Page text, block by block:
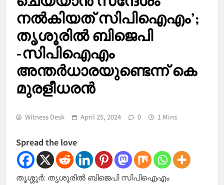
നൽകിയത് സിപിഐഎം’;
തൃശൂരിൽ ബിജെപി
-സിപിഐഎം
അന്തർധാരയുണ്ടെന്ന് കെ
മുരളീധരൻ
Witness Desk April 25, 2024 0 1 Mins
Spread the love
തൃശ്ശൂർ: തൃശൂരിൽ ബിജെപി സിപിഐഎം